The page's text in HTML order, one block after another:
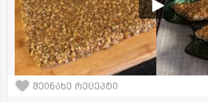
შეინახე რეცეპტი